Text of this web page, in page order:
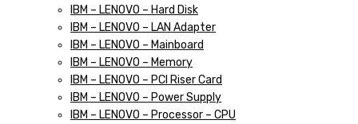
IBM – LENOVO – Hard Disk
IBM – LENOVO – LAN Adapter
IBM – LENOVO – Mainboard
IBM – LENOVO – Memory
IBM – LENOVO – PCI Riser Card
IBM – LENOVO – Power Supply
IBM – LENOVO – Processor – CPU